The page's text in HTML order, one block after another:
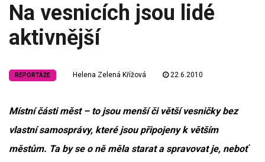
Na vesnicích jsou lidé
aktivnější
REPORTÁŽE Helena Zelená Křížová 22.6.2010
Místní části měst – to jsou menší či větší vesničky bez
vlastní samosprávy, které jsou připojeny k větším
městům. Ta by se o ně měla starat a spravovat je, neboť